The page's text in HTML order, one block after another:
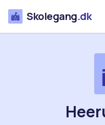
Skolegang.dk